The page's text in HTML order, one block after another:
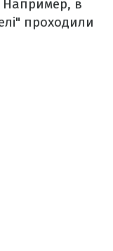
Например, в
проходили